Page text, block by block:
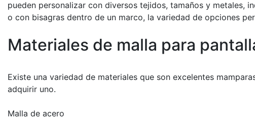
pueden personalizar con diversos tejidos, tamaños y metales,
o con bisagras dentro de un marco, la variedad de opciones
Materiales de malla para
Existe una variedad de materiales que son excelentes
adquirir uno.
Malla de acero